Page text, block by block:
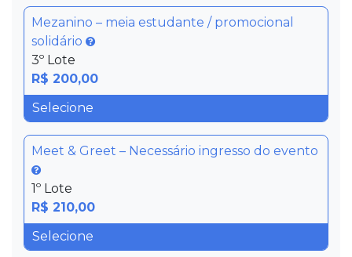
Mezanino – meia estudante / promocional
solidário
3º Lote
R$ 200,00
Meet & Greet – Necessário ingresso do evento
1º Lote
R$ 210,00